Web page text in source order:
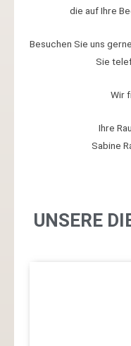
die auf Ihre
Besuchen Sie uns
Sie
Wir
Ihre
Sabine
UNSERE